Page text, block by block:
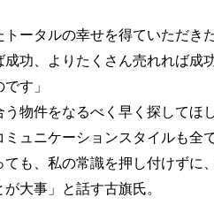
トータルの幸せを得ていただき
功、よりたくさん売れれば成
す」
物件をなるべく早く探してほ
ュニケーションスタイルも全
も、私の常識を押し付けずに
大事」と話す古旗氏。